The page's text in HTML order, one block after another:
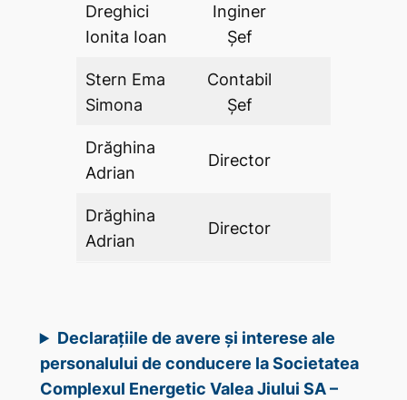
Dreghici
Ionita Ioan
Inginer
Şef
Stern Ema
Simona
Contabil
Şef
Drăghina
Adrian
Director
Drăghina
Adrian
Director
Declarațiile de avere și interese ale
personalului de conducere la Societatea
Complexul Energetic Valea Jiului SA –